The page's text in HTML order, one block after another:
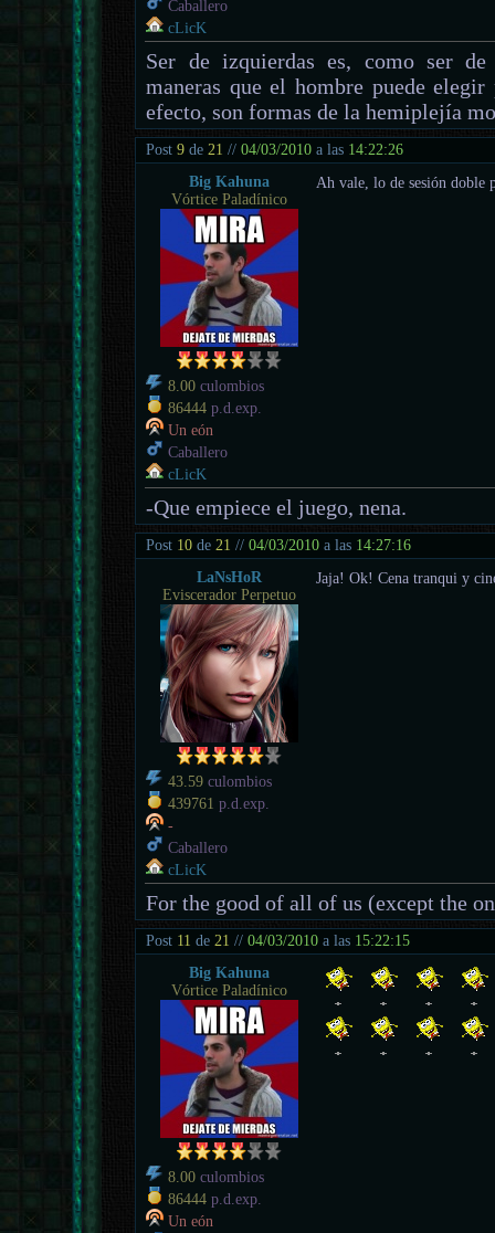
Caballero
cLicK
Ser de izquierdas es, como ser
maneras que el hombre puede
efecto, son formas de la hemiplejía
Post9 de21 //04/03/2010 a las 14:22:26
Big Kahuna
Vórtice Paladínico
8.00 culombios
86444 p.d.exp.
Un eón
Caballero
cLicK
Ah vale, lo de sesión doble
-Que empiece el juego, nena.
Post 10 de 21 //04/03/2010 a las 14:27:16
LaNsHoR
Eviscerador Perpetuo
43.59 culombios
439761 p.d.exp.
-
Caballero
cLicK
Jaja! Ok! Cena tranqui y
For the good of all of us (except the
Post 11 de 21 //04/03/2010 a las 15:22:15
Big Kahuna
Vórtice Paladínico
8.00 culombios
86444 p.d.exp.
Un eón